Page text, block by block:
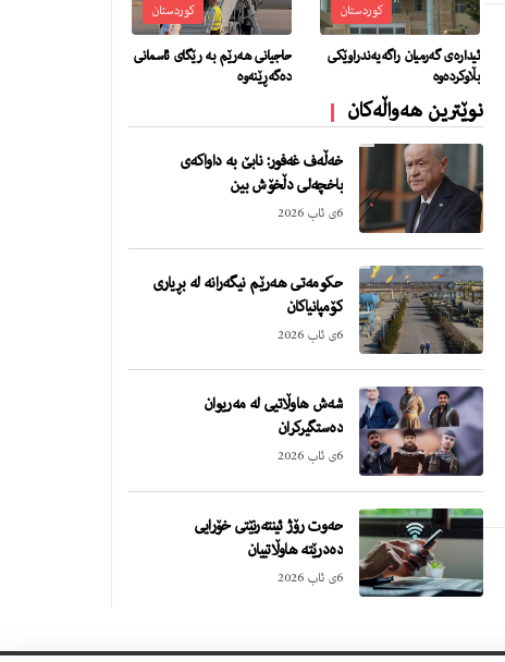
کوردستان
ئیدارەی گەرمیان راگەیەندراوێکی
بڵاوکردەوە
کوردستان
حاجیانى هه‌رێم به‌ رێگاى ئاسمانى
ده‌گه‌ڕێنه‌وه‌
نوێترین هەواڵەکان
خەڵەف غەفور: نابێ بە داواکەی
باخچەلی دڵخۆش بین
6ی ئاب 2026
حکومەتی هەرێم نیگەرانە لە بڕیاری
کۆمپانیاکان
6ی ئاب 2026
شەش هاوڵاتیی لە مەریوان
دەستگیرکران
6ی ئاب 2026
حەوت رۆژ ئینتەرنێتی خۆرایی
دەدرێتە هاوڵاتییان
6ی ئاب 2026